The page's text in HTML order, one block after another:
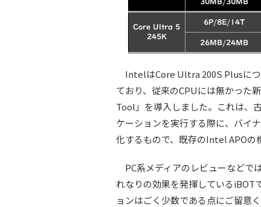
IntelはCore Ultra 200S Plusに
ており、従来のCPUには無かっ
Tool」を導入しました。これは、
ケーションを実行する際に、バイ
化するもので、既存のIntel APOの
PC系メディアのレビューなどで
れなりの効果を発揮しているiBOT
ョンはごく少数である点にご留意く